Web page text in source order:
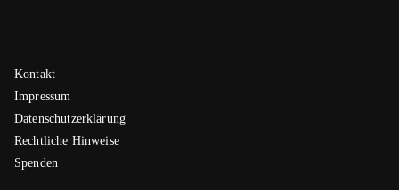
Kontakt
Impressum
Datenschutzerklärung
Rechtliche Hinweise
Spenden